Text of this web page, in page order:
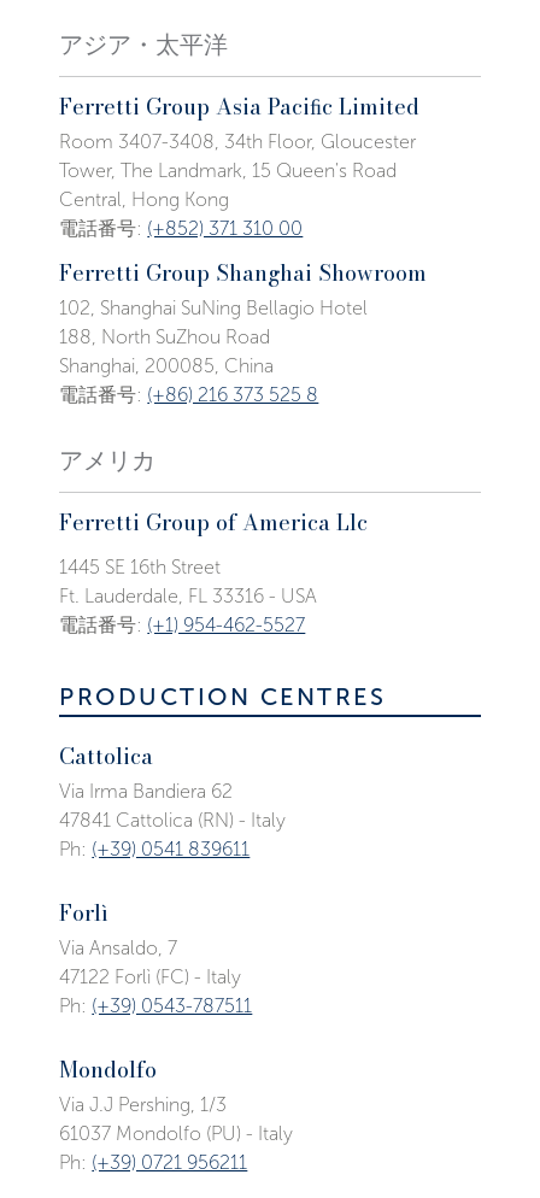
アジア・太平洋
Ferretti Group Asia Paciﬁc Limited
Room 3407-3408, 34th Floor, Gloucester
Tower, The Landmark, 15 Queen's Road
Central, Hong Kong
電話番号: (+852) 371 310 00
Ferretti Group Shanghai Showroom
102, Shanghai SuNing Bellagio Hotel
188, North SuZhou Road
Shanghai, 200085, China
電話番号: (+86) 216 373 525 8
アメリカ
Ferretti Group of America Llc
1445 SE 16th Street
Ft. Lauderdale, FL 33316 - USA
電話番号: (+1) 954-462-5527
PRODUCTION CENTRES
Cattolica
Via Irma Bandiera 62
47841 Cattolica (RN) - Italy
Ph: (+39) 0541 839611
Forlì
Via Ansaldo, 7
47122 Forlì (FC) - Italy
Ph: (+39) 0543-787511
Mondolfo
Via J.J Pershing, 1/3
61037 Mondolfo (PU) - Italy
Ph: (+39) 0721 956211